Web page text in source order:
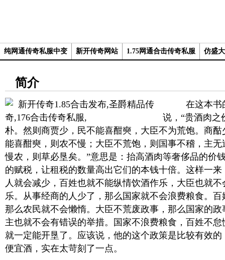
纯网通传奇私服中变 新开传奇网站 1.75网通合击传奇私服 仿盛
简介
在这本书
说，“贵酒肉之
朴。然则商贾少，民不能喜酣奭，大臣不为荒饱。商
能喜酣奭，则农不慢；大臣不荒饱，则国事不稽，主
慢农，则草必垦矣。”意思是：抬高酒肉等奢侈品的价
的赋税，让租税的数量高出它们的本钱十倍。这样一
人就会减少，百姓也就不能纵情饮酒作乐，大臣也就
乐。从事经商的人少了，那么国家就不会浪费粮食。
那么农民就不会懒惰。大臣不荒废政事，那么国家的
主也就不会有错误的举措。国家不浪费粮食，百姓不
就一定能开垦了。应该说，他的这个政策是比较有效
便宜酒，实在太苛刻了一点。